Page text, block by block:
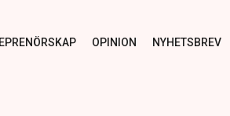
OPINION NYHETSBREV